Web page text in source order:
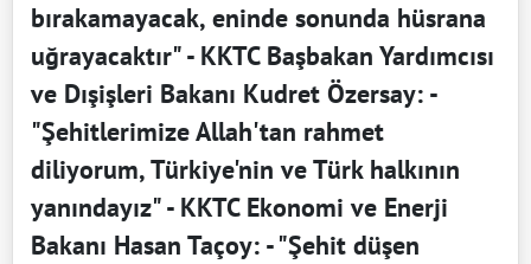
bırakamayacak, eninde sonunda hüsrana
uğrayacaktır" - KKTC Başbakan Yardımcısı
ve Dışişleri Bakanı Kudret Özersay: -
"Şehitlerimize Allah'tan rahmet
diliyorum, Türkiye'nin ve Türk halkının
yanındayız" - KKTC Ekonomi ve Enerji
Bakanı Hasan Taçoy: - "Şehit düşen